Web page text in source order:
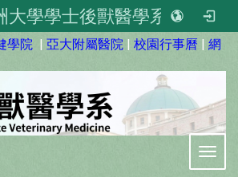
大學學士後獸醫學系
學院 | 亞大附屬醫院 | 校園行事曆 | 網